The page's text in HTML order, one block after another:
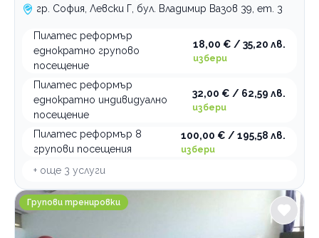
гр. София, Левски Г, бул. Владимир Вазов 39, ет. 3
Пилатес реформър
еднократно групово
посещение
18,00 € / 35,20 лв.
избери
Пилатес реформър
еднократно индивидуално
посещение
32,00 € / 62,59 лв.
избери
Пилатес реформър 8
групови посещения
100,00 € / 195,58 лв.
избери
+ още 3 услуги
Спортен клуб Актив Спорт
Групови тренировки